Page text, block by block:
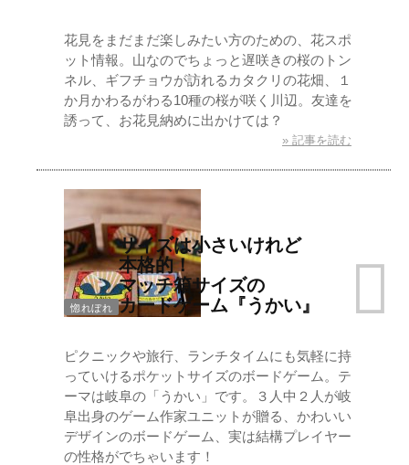
花見をまだまだ楽しみたい方のための、花スポ
ット情報。山なのでちょっと遅咲きの桜のトン
ネル、ギフチョウが訪れるカタクリの花畑、１
か月かわるがわる10種の桜が咲く川辺。友達を
誘って、お花見納めに出かけては？
» 記事を読む
惚れぼれ
サイズは小さいけれど
本格的！
マッチ箱サイズの
カードゲーム『うかい』
ピクニックや旅行、ランチタイムにも気軽に持
っていけるポケットサイズのボードゲーム。テ
ーマは岐阜の「うかい」です。３人中２人が岐
阜出身のゲーム作家ユニットが贈る、かわいい
デザインのボードゲーム、実は結構プレイヤー
の性格がでちゃいます！